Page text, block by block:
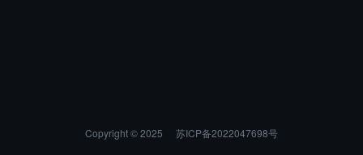
Copyright © 2025 苏ICP备2022047698号